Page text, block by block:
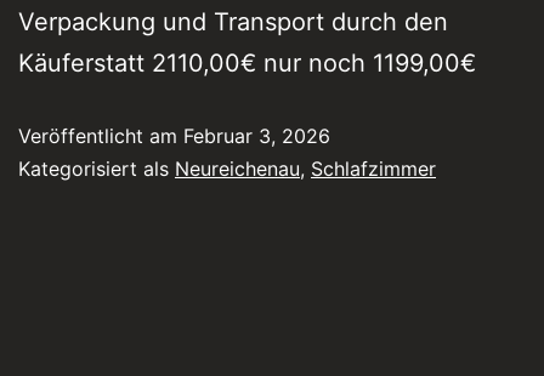
Verpackung und Transport durch den
Käuferstatt 2110,00€ nur noch 1199,00€
Veröffentlicht am Februar 3, 2026
Kategorisiert als Neureichenau, Schlafzimmer